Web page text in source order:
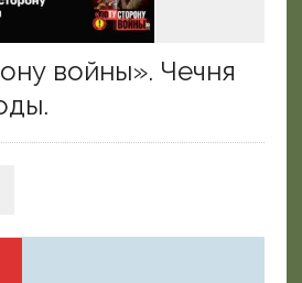
войны». Чечня